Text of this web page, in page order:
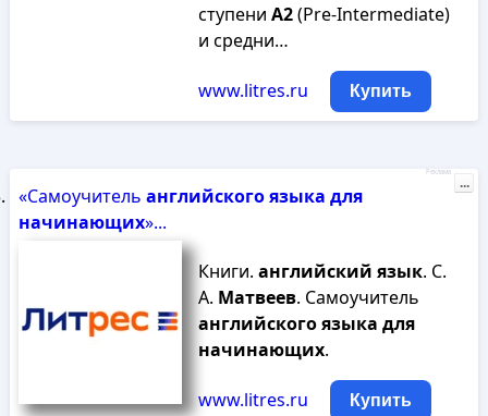
ступени А2(Pre-Intermediate)
и средни…
www.litres.ru Купить
«Самоучитель английскогоязыка для
начинающих»...
Книги. английский язык. С.
А. Матвеев. Самоучитель
английскогоязыка для
начинающих.
www.litres.ru Купить
Реклама
...